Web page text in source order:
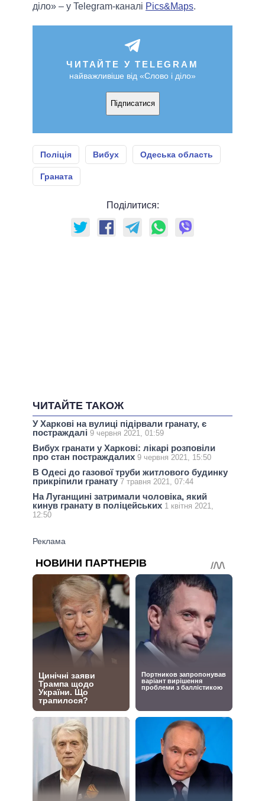
діло» – у Telegram-каналі Pics&Maps.
ЧИТАЙТЕ У TELEGRAM
найважливіше від «Слово і діло»
Підписатися
Поліція Вибух Одеська область
Граната
Поділитися:
ЧИТАЙТЕ ТАКОЖ
У Харкові на вулиці підірвали гранату, є
постраждалі 9 червня 2021, 01:59
Вибух гранати у Харкові: лікарі розповіли
про стан постраждалих 9 червня 2021, 15:50
В Одесі до газової труби житлового будинку
прикріпили гранату 7 травня 2021, 07:44
На Луганщині затримали чоловіка, який
кинув гранату в поліцейських 1 квітня 2021,
12:50